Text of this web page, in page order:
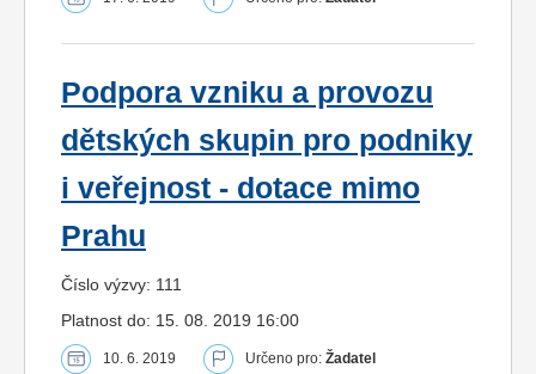
Podpora vzniku a provozu
dětských skupin pro podniky
i veřejnost - dotace mimo
Prahu
Číslo výzvy: 111
Platnost do: 15. 08. 2019 16:00
10. 6. 2019 Určeno pro: Žadatel